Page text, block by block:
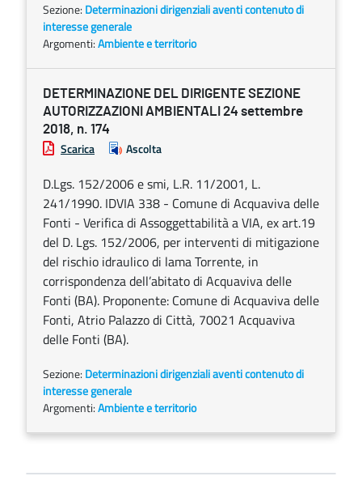
Sezione: Determinazioni dirigenziali aventi contenuto di
interesse generale
Argomenti:Ambiente e territorio
DETERMINAZIONE DEL DIRIGENTE SEZIONE
AUTORIZZAZIONI AMBIENTALI 24 settembre
2018, n. 174
Scarica Ascolta
D.Lgs. 152/2006 e smi, L.R. 11/2001, L.
241/1990. IDVIA 338 - Comune di Acquaviva delle
Fonti - Verifica di Assoggettabilità a VIA, ex art.19
del D. Lgs. 152/2006, per interventi di mitigazione
del rischio idraulico di lama Torrente, in
corrispondenza dell’abitato di Acquaviva delle
Fonti (BA). Proponente: Comune di Acquaviva delle
Fonti, Atrio Palazzo di Città, 70021 Acquaviva
delle Fonti (BA).
Sezione: Determinazioni dirigenziali aventi contenuto di
interesse generale
Argomenti:Ambiente e territorio